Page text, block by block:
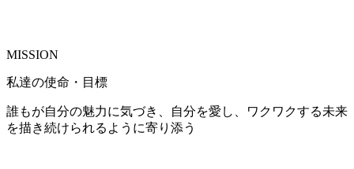
MISSION
私達の使命・目標
誰もが自分の魅力に気づき、自分を愛し、ワクワクする未来
を描き続けられるように寄り添う